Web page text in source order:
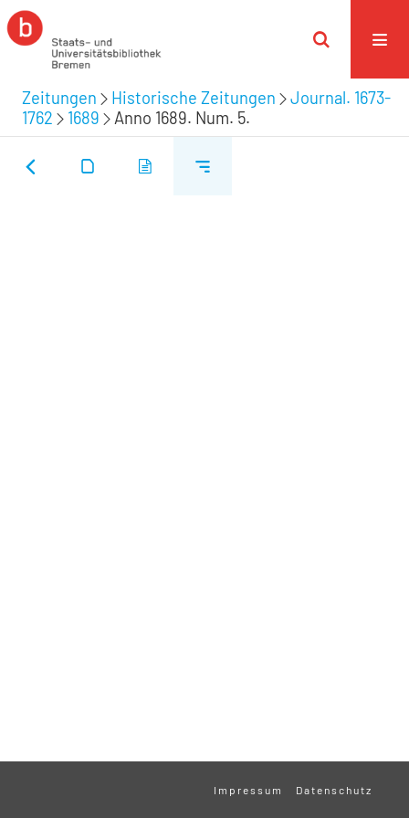
Zeitungen Historische Zeitungen
Journal. 1673-
1762
1689 Anno 1689. Num. 5.
Impressum Datenschutz